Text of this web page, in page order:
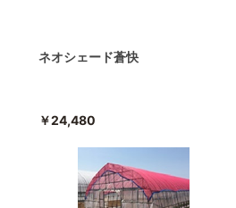
ネオシェード蒼快
￥24,480